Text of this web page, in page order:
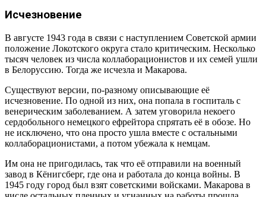
Исчезновение
В августе 1943 года в связи с наступлением Советской армии
положение Локотского округа стало критическим. Несколько
тысяч человек из числа коллаборационистов и их семей ушли
в Белоруссию. Тогда же исчезла и Макарова.
Существуют версии, по-разному описывающие её
исчезновение. По одной из них, она попала в госпиталь с
венерическим заболеванием. А затем уговорила некоего
сердобольного немецкого ефрейтора спрятать её в обозе. Но
не исключено, что она просто ушла вместе с остальными
коллаборационистами, а потом убежала к немцам.
Им она не пригодилась, так что её отправили на военный
завод в Кёнигсберг, где она и работала до конца войны. В
1945 году город был взят советскими войсками. Макарова в